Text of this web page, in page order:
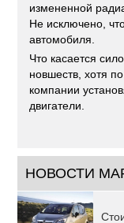
измененной
Не исключено,
автомобиля.
Что касается
новшеств, хотя
компании
двигатели.
НОВОСТИ